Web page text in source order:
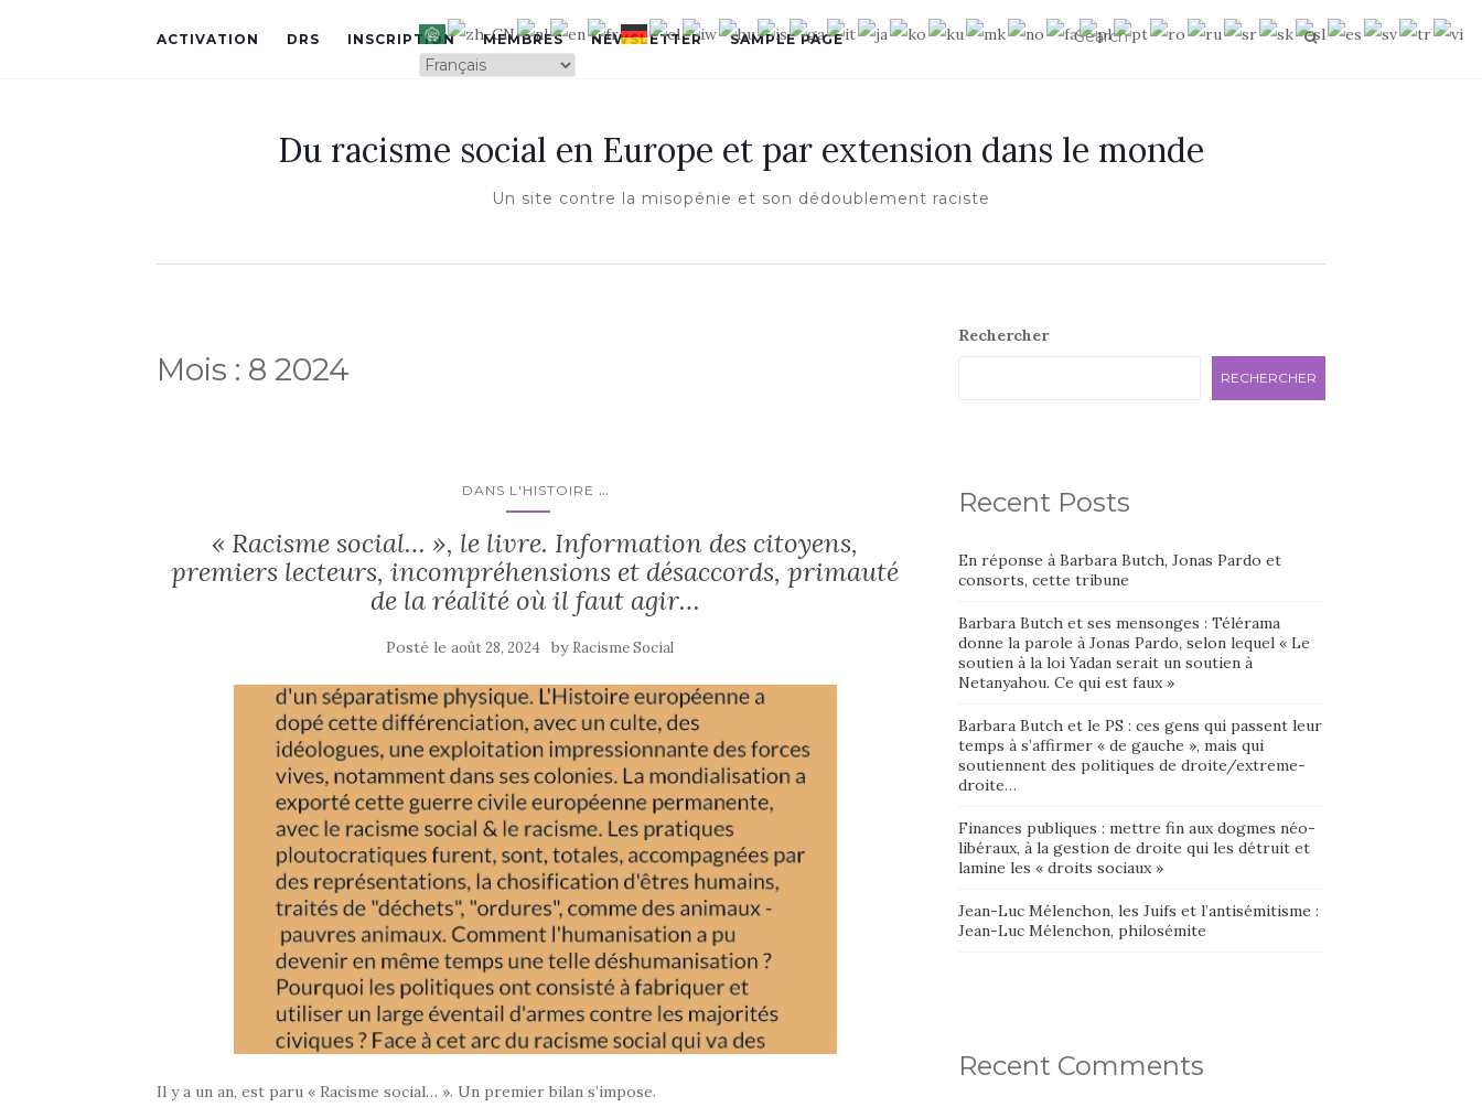
ACTIVATION DRS INSCRIPTION MEMBRES NEWSLETTER SAMPLE PAGE
Du racisme social en Europe et par extension dans le monde
Un site contre la misopénie et son dédoublement raciste
Mois : 8 2024
DANS L'HISTOIRE ...
« Racisme social… », le livre. Information des citoyens,
premiers lecteurs, incompréhensions et désaccords, primauté
de la réalité où il faut agir…
Posté le août 28, 2024 by Racisme Social
Il y a un an, est paru « Racisme social… ». Un premier bilan s’impose.
Rechercher
RECHERCHER
Recent Posts
En réponse à Barbara Butch, Jonas Pardo et
consorts, cette tribune
Barbara Butch et ses mensonges : Télérama
donne la parole à Jonas Pardo, selon lequel « Le
soutien à la loi Yadan serait un soutien à
Netanyahou. Ce qui est faux »
Barbara Butch et le PS : ces gens qui passent leur
temps à s’affirmer « de gauche », mais qui
soutiennent des politiques de droite/extreme-
droite…
Finances publiques : mettre fin aux dogmes néo-
libéraux, à la gestion de droite qui les détruit et
lamine les « droits sociaux »
Jean-Luc Mélenchon, les Juifs et l’antisémitisme :
Jean-Luc Mélenchon, philosémite
Recent Comments